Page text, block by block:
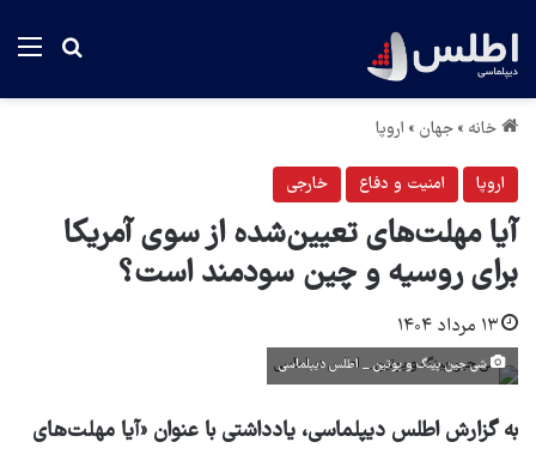
جستجو
خانه » جهان » اروپا
اروپا امنیت و دفاع خارجی
آیا مهلت‌های تعیین‌شده از سوی آمریکا
برای روسیه و چین سودمند است؟
۱۳ مرداد ۱۴۰۴
شی جین پینگ و پوتین _ اطلس دیپلماسی
به گزارش اطلس دیپلماسی، یادداشتی با عنوان «آیا مهلت‌های